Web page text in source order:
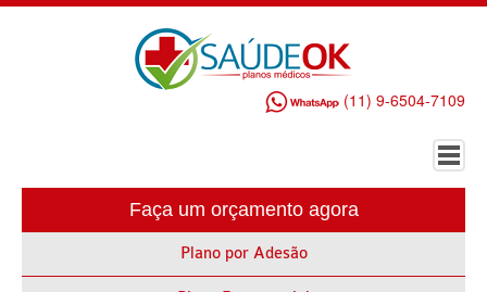
(11) 9-6504-7109
PLANO DE SAÚDE EMPRESARIAL
Faça um orçamento agora
Plano por Adesão